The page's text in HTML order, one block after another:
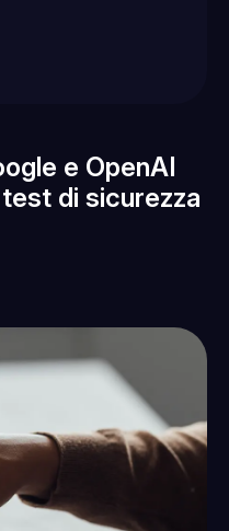
e OpenAI
di sicurezza